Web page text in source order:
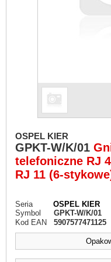
OSPEL KIER
GPKT-W/K/01
telefoniczne RJ
RJ 11 (6-
Seria
OSPEL KIER
Symbol
GPKT-W/K/01
Kod EAN
5907577471125